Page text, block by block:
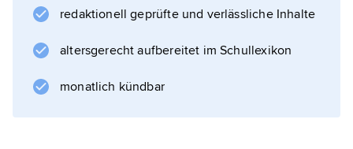
redaktionell geprüfte und verlässliche Inhalte
altersgerecht aufbereitet im Schullexikon
monatlich kündbar